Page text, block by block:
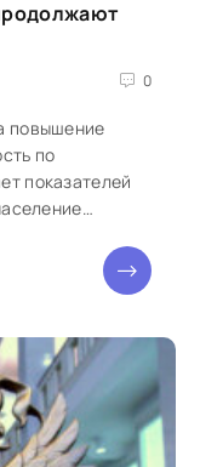
0
повышение
по
показателей